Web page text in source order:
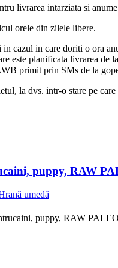
livrarea intarziata si
orele din zilele libere.
cazul in care doriti o ora
este planificata livrarea de
primit prin SMs de la
la dvs. intr-o stare pe
puppy, RAW
umedă
puppy, RAW